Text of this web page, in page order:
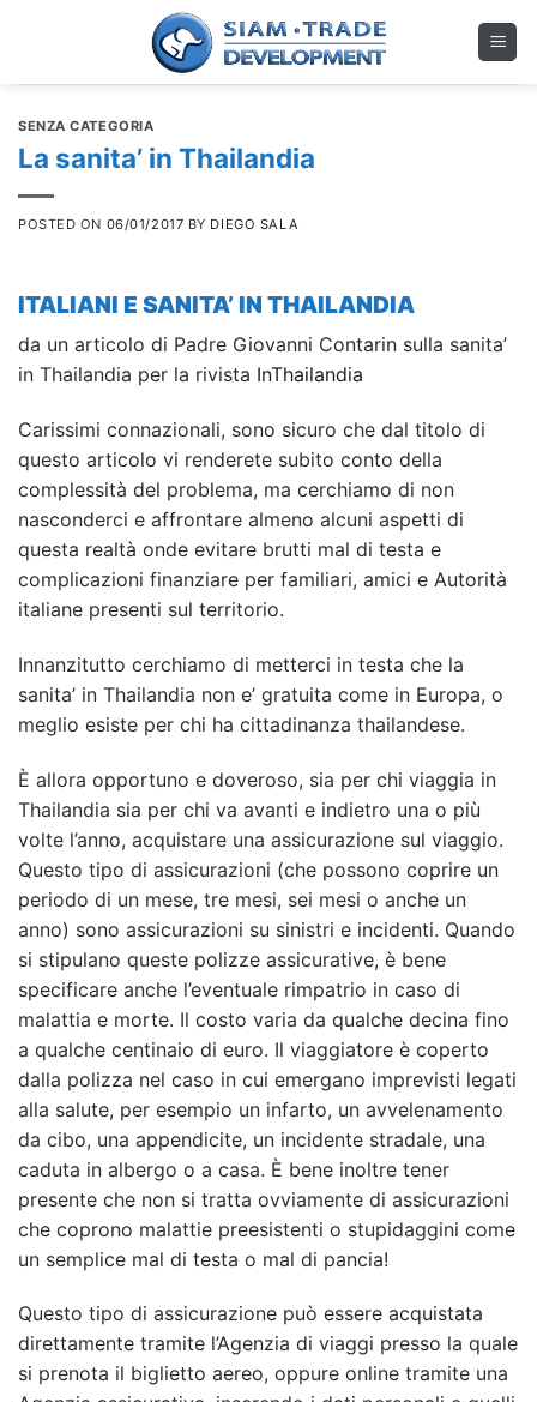
SENZA CATEGORIA
La sanita’ in Thailandia
POSTED ON 06/01/2017 BY DIEGO SALA
ITALIANI E SANITA’ IN THAILANDIA
da un articolo di Padre Giovanni Contarin sulla sanita’
in Thailandia per la rivista InThailandia
Carissimi connazionali, sono sicuro che dal titolo di
questo articolo vi renderete subito conto della
complessità del problema, ma cerchiamo di non
nasconderci e affrontare almeno alcuni aspetti di
questa realtà onde evitare brutti mal di testa e
complicazioni finanziare per familiari, amici e Autorità
italiane presenti sul territorio.
Innanzitutto cerchiamo di metterci in testa che la
sanita’ in Thailandia non e’ gratuita come in Europa, o
meglio esiste per chi ha cittadinanza thailandese.
È allora opportuno e doveroso, sia per chi viaggia in
Thailandia sia per chi va avanti e indietro una o più
volte l’anno, acquistare una assicurazione sul viaggio.
Questo tipo di assicurazioni (che possono coprire un
periodo di un mese, tre mesi, sei mesi o anche un
anno) sono assicurazioni su sinistri e incidenti. Quando
si stipulano queste polizze assicurative, è bene
specificare anche l’eventuale rimpatrio in caso di
malattia e morte. Il costo varia da qualche decina fino
a qualche centinaio di euro. Il viaggiatore è coperto
dalla polizza nel caso in cui emergano imprevisti legati
alla salute, per esempio un infarto, un avvelenamento
da cibo, una appendicite, un incidente stradale, una
caduta in albergo o a casa. È bene inoltre tener
presente che non si tratta ovviamente di assicurazioni
che coprono malattie preesistenti o stupidaggini come
un semplice mal di testa o mal di pancia!
Questo tipo di assicurazione può essere acquistata
direttamente tramite l’Agenzia di viaggi presso la quale
si prenota il biglietto aereo, oppure online tramite una